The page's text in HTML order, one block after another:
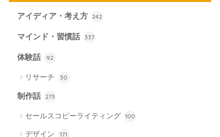
アイディア・考え方 242
マインド・習慣話 337
体験話 92
リサーチ 30
制作話 273
セールスコピーライティング 100
デザイン 171